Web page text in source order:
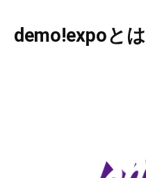
demo!expoとは